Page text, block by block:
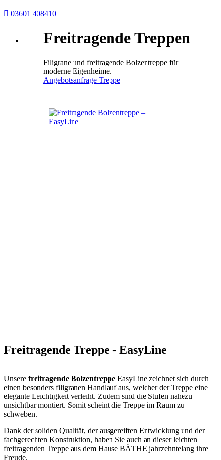
 03601 408410
Freitragende Treppen
Filigrane und freitragende Bolzentreppe für
moderne Eigenheime.
Angebotsanfrage Treppe
Freitragende Treppe - EasyLine
Unsere freitragende Bolzentreppe EasyLine zeichnet sich durch
einen besonders filigranen Handlauf aus, welcher der Treppe eine
elegante Leichtigkeit verleiht. Zudem sind die Stufen nahezu
unsichtbar montiert. Somit scheint die Treppe im Raum zu
schweben.
Dank der soliden Qualität, der ausgereiften Entwicklung und der
fachgerechten Konstruktion, haben Sie auch an dieser leichten
freitragenden Treppe aus dem Hause BÄTHE jahrzehntelang ihre
Freude.